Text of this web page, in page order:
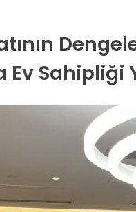
Ev Sahipliği